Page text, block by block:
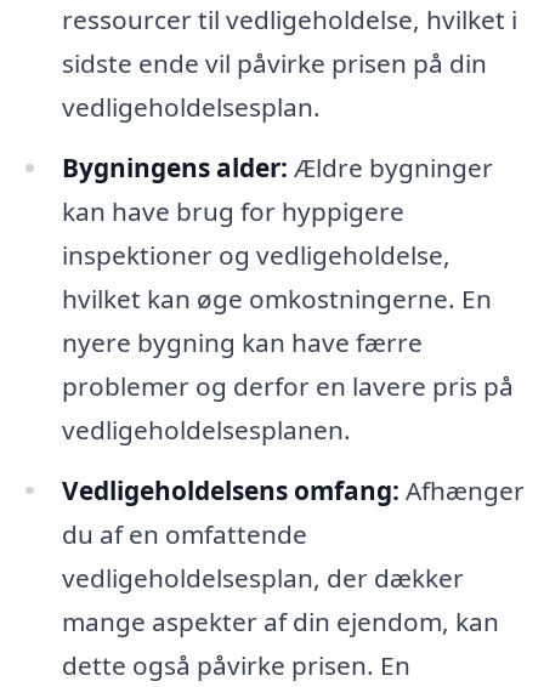
ressourcer til vedligeholdelse, hvilket i
sidste ende vil påvirke prisen på din
vedligeholdelsesplan.
Bygningens alder: Ældre bygninger
kan have brug for hyppigere
inspektioner og vedligeholdelse,
hvilket kan øge omkostningerne. En
nyere bygning kan have færre
problemer og derfor en lavere pris på
vedligeholdelsesplanen.
Vedligeholdelsens omfang: Afhænger
du af en omfattende
vedligeholdelsesplan, der dækker
mange aspekter af din ejendom, kan
dette også påvirke prisen. En